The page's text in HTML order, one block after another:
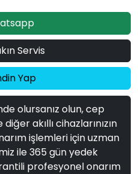
Servis
Yap
olursanız olun, cep
akıllı cihazlarınızın
işlemleri için uzman
ile 365 gün yedek
profesyonel onarım